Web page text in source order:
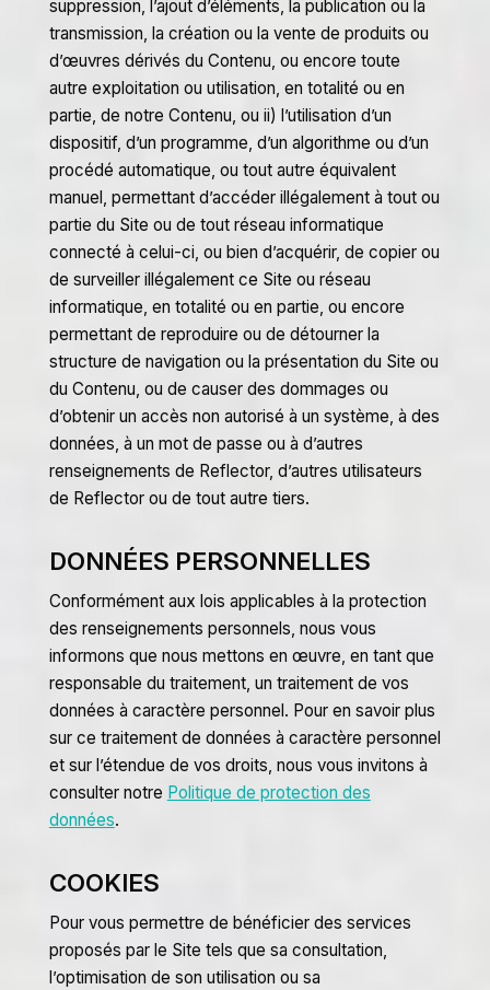
suppression, l’ajout d’éléments, la publication ou la
transmission, la création ou la vente de produits ou
d’œuvres dérivés du Contenu, ou encore toute
autre exploitation ou utilisation, en totalité ou en
partie, de notre Contenu, ou ii) l’utilisation d’un
dispositif, d’un programme, d’un algorithme ou d’un
procédé automatique, ou tout autre équivalent
manuel, permettant d’accéder illégalement à tout ou
partie du Site ou de tout réseau informatique
connecté à celui-ci, ou bien d’acquérir, de copier ou
de surveiller illégalement ce Site ou réseau
informatique, en totalité ou en partie, ou encore
permettant de reproduire ou de détourner la
structure de navigation ou la présentation du Site ou
du Contenu, ou de causer des dommages ou
d’obtenir un accès non autorisé à un système, à des
données, à un mot de passe ou à d’autres
renseignements de Reflector, d’autres utilisateurs
de Reflector ou de tout autre tiers.
DONNÉES PERSONNELLES
Conformément aux lois applicables à la protection
des renseignements personnels, nous vous
informons que nous mettons en œuvre, en tant que
responsable du traitement, un traitement de vos
données à caractère personnel. Pour en savoir plus
sur ce traitement de données à caractère personnel
et sur l’étendue de vos droits, nous vous invitons à
consulter notre Politique de protection des
données.
COOKIES
Pour vous permettre de bénéficier des services
proposés par le Site tels que sa consultation,
l’optimisation de son utilisation ou sa